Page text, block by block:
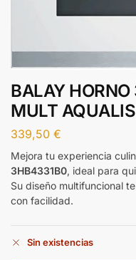
BALAY
MULT
339,50 €
Mejora tu experiencia
3HB4331B0, ideal para
Su diseño multifuncional
con facilidad.
Sin existencias